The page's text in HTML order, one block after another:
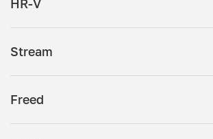
HR-V
Stream
Freed